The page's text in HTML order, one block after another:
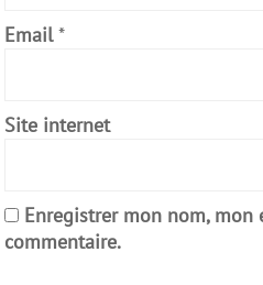
Email *
Site internet
Enregistrer mon nom,
commentaire.